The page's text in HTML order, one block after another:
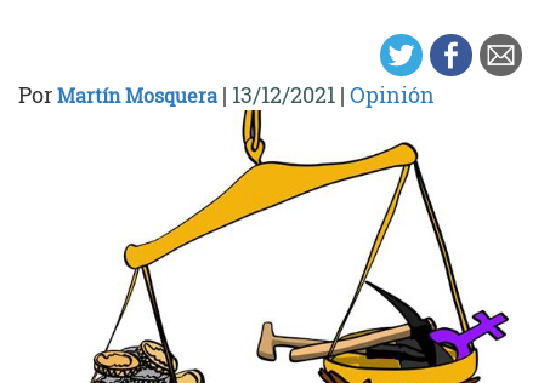
PorMartín Mosquera | 13/12/2021 | Opinión